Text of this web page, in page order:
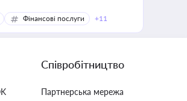
Фінансові послуги +11
Співробітництво
Партнерська мережа